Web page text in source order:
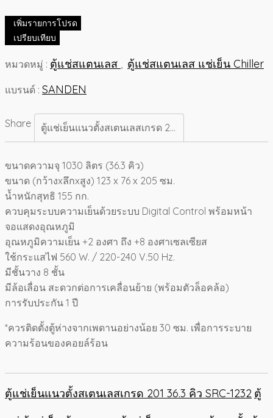
เพิ่มรายการโปรด
เปรียบเทียบ
หมวดหมู่ : ตู้แช่สแตนเลส , ตู้แช่สแตนเลส แช่เย็น Chiller
แบรนด์ : SANDEN
Share ตู้แช่เย็นแนวตั้งสเตนเลสเกรด 201 36.3 คิว SRC-1232
ขนาดความจุ 1030 ลิตร (36.3 คิว)
ขนาด (กว้างxลึกxสูง) 123 x 76 x 205 ซม.
น้ำหนักสุทธิ 155 กก.
ควบคุมระบบความเย็นด้วยระบบ Digital Control พร้อมหน้า
จอแสดงอุณหภูมิ
อุณหภูมิความเย็น +2 องศา ถึง +8 องศาเซลเซียส
ใช้กระแสไฟ 560 W. / 220-240 V.50 Hz.
มีชั้นวาง 8 ชั้น
มีล้อเลื่อน สะดวกต่อการเคลื่อนย้าย (พร้อมตัวล็อคล้อ)
การรับประกัน 1 ปี
*ควรติดตั้งตู้ห่างจากเพดานอย่างน้อย 30 ซม. เพื่อการระบาย
ความร้อนของคอยล์ร้อน
ตู้แช่เย็นแนวตั้งสเตนเลสเกรด 201 36.3 คิว SRC-1232 ตู้